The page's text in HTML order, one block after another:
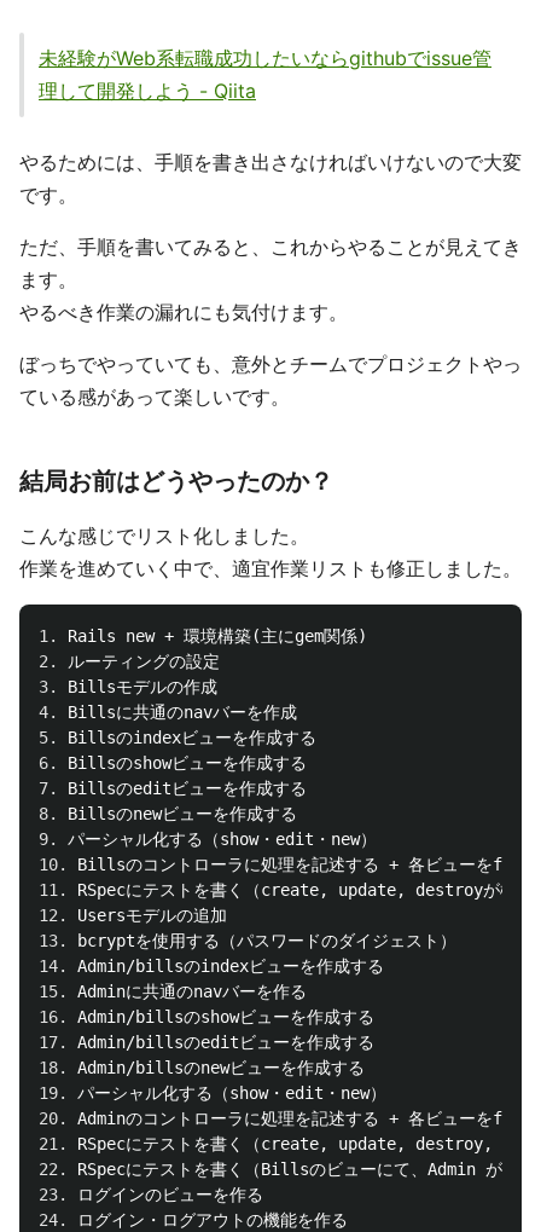
未経験がWeb系転職成功したいならgithubでissue管
理して開発しよう - Qiita
やるためには、手順を書き出さなければいけないので大変
です。
ただ、手順を書いてみると、これからやることが見えてき
ます。
やるべき作業の漏れにも気付けます。
ぼっちでやっていても、意外とチームでプロジェクトやっ
ている感があって楽しいです。
結局お前はどうやったのか？
こんな感じでリスト化しました。
作業を進めていく中で、適宜作業リストも修正しました。
1.
2.
3.
4.
5.
6.
7.
8.
9.
10.
11.
12.
13.
14.
15.
16.
17.
18.
19.
20.
21.
22.
23.
24.